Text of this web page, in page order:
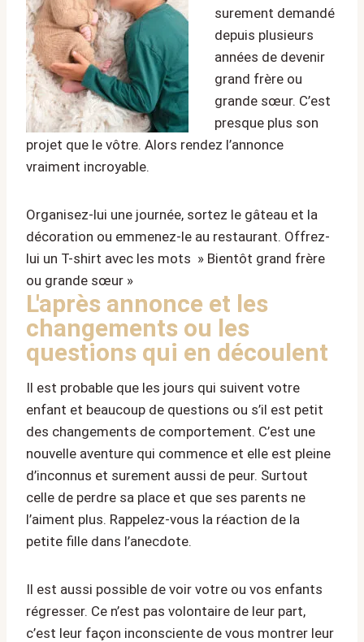
surement demandé
depuis plusieurs
années de devenir
grand frère ou
grande sœur. C’est
presque plus son
projet que le vôtre. Alors rendez l’annonce
vraiment incroyable.
Organisez-lui une journée, sortez le gâteau et la
décoration ou emmenez-le au restaurant. Offrez-
lui un T-shirt avec les mots » Bientôt grand frère
ou grande sœur »
L'après annonce et les
changements ou les
questions qui en découlent
Il est probable que les jours qui suivent votre
enfant et beaucoup de questions ou s’il est petit
des changements de comportement. C’est une
nouvelle aventure qui commence et elle est pleine
d’inconnus et surement aussi de peur. Surtout
celle de perdre sa place et que ses parents ne
l’aiment plus. Rappelez-vous la réaction de la
petite fille dans l’anecdote.
Il est aussi possible de voir votre ou vos enfants
régresser. Ce n’est pas volontaire de leur part,
c’est leur façon inconsciente de vous montrer leur